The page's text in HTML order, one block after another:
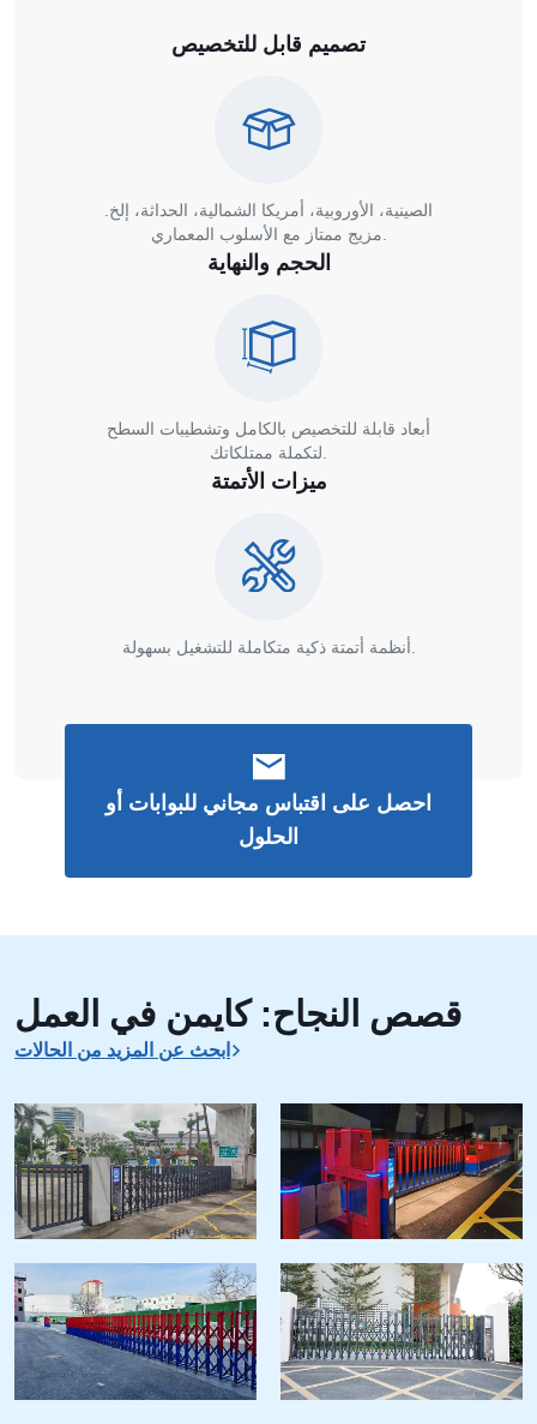
تصميم قابل للتخصيص
الصينية، الأوروبية، أمريكا الشمالية، الحداثة، إلخ.
الحجم والنهاية
أبعاد قابلة للتخصيص بالكامل وتشطيبات السطح
ميزات الأتمتة
احصل على اقتباس مجاني للبوابات أو
الحلول
قصص النجاح: كايمن في العمل
ابحث عن المزيد من الحالات